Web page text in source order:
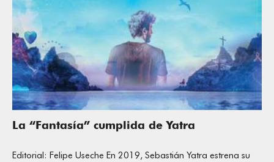
La “Fantasía” cumplida de Yatra
Editorial: Felipe Useche En 2019, Sebastián Yatra estrena su